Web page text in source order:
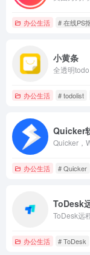
办公生活 # 在线PS
小黄条
办公生活 # todolist
Quicker
Quicker，
办公生活 # Quicker
ToDesk
办公生活 # ToDesk